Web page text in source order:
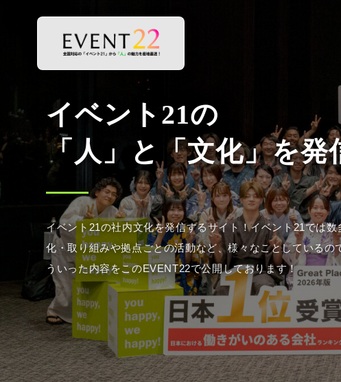
イベント21の社内文化を発信するサイト！イベント21では数
化・取り組みや拠点ごとの活動など、様々なことしているの
ういった内容をこのEVENT22で公開しております！